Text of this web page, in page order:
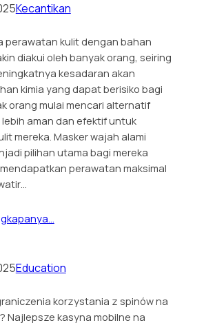
Kecantikan
perawatan kulit dengan bahan
diakui oleh banyak orang, seiring
kesadaran akan
kimia yang dapat berisiko bagi
orang mulai mencari alternatif
lebih aman dan efektif untuk
mereka. Masker wajah alami
pilihan utama bagi mereka
perawatan maksimal
Education
korzystania z spinów na
Najlepsze kasyna mobilne na